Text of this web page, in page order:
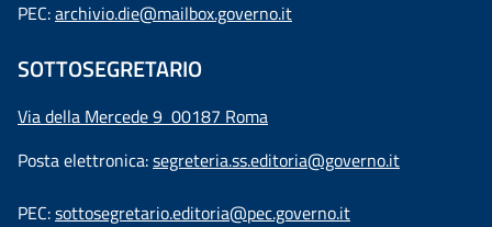
PEC:archivio.die@mailbox.governo.it
SOTTOSEGRETARIO
Via della Mercede 9 00187 Roma
Posta elettronica:segreteria.ss.editoria@governo.it
PEC:sottosegretario.editoria@pec.governo.it